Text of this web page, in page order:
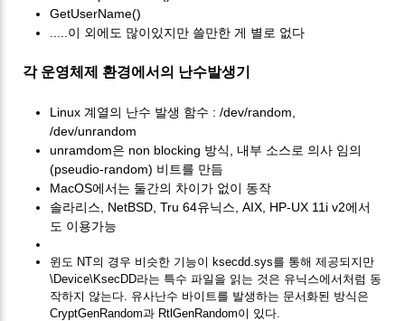
GetUserName()
.....이 외에도 많이있지만 쓸만한 게 별로 없다
각 운영체제 환경에서의 난수발생기
Linux 계열의 난수 발생 함수 : /dev/random,
/dev/unrandom
unramdom은 non blocking 방식, 내부 소스로 의사 임의
(pseudio-random) 비트를 만듬
MacOS에서는 둘간의 차이가 없이 동작
솔라리스, NetBSD, Tru 64유닉스, AIX, HP-UX 11i v2에서
도 이용가능
윈도 NT의 경우 비슷한 기능이 ksecdd.sys를 통해 제공되지만
\Device\KsecDD라는 특수 파일을 읽는 것은 유닉스에서처럼 동
작하지 않는다. 유사난수 바이트를 발생하는 문서화된 방식은
CryptGenRandom과 RtlGenRandom이 있다.